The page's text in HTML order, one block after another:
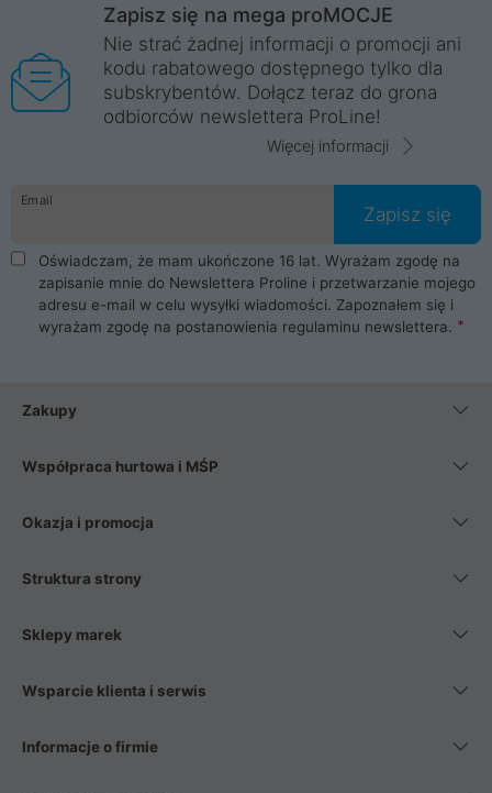
Wrocław, Poznań, Legnica, Katowice, Gliwice, Kalisz, Bytom,
Trzebnica, Opole. Szybka i profesjonalna obsługa!
ProLine to polska firma ze 100% polskim kapitałem. Działamy
legalnie i płacimy podatki w naszym kraju! Posiadamy siedzibę
główną w Mirkowie oraz salony na terenie kraju. Cała
komunikacja ze sklepem komputerowym ProLine jest
danych osobowych. Dlatego zakup notebooka albo laptopa w
ProLine to czysta przyjemność i pełne bezpieczeństwo.
Zaopatrzysz się u nas w akcesoria i części komputerowe
takie jak procesory, karty graficzne, płyty główne, pamięci,
dyski SSD, M.2 oraz HDD. Nasi pracownicy pomogą Ci wybrać
najlepszy zasilacz komputerowy oraz obudowę do komputera.
Poza komputerami mamy również najlepsze na rynku
Smartfony takich producentów jak Xiaomi, Apple, Samsung i
wentylatory. Na koniec mając już to wszystko, możesz
Zapisz się na mega proMOCJE
Nie strać żadnej informacji o promocji ani
kodu rabatowego dostępnego tylko dla
subskrybentów. Dołącz teraz do grona
odbiorców newslettera ProLine!
Więcej informacji
Email
Zapisz się
Oświadczam, że mam ukończone 16 lat. Wyrażam zgodę na
zapisanie mnie do Newslettera Proline i przetwarzanie mojego
adresu e-mail w celu wysyłki wiadomości. Zapoznałem się i
wyrażam zgodę na postanowienia regulaminu newslettera.
Zakupy
Współpraca hurtowa i MŚP
Okazja i promocja
Struktura strony
Sklepy marek
Wsparcie klienta i serwis
Informacje o firmie